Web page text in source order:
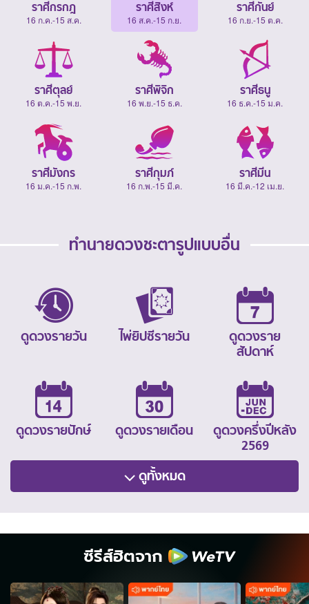
ราศีกรกฎ
16 ก.ค.-15 ส.ค.
ราศีสิงห์
16 ส.ค.-15 ก.ย.
ราศีกันย์
16 ก.ย.-15 ต.ค.
ราศีตุลย์
16 ต.ค.-15 พ.ย.
ราศีพิจิก
16 พ.ย.-15 ธ.ค.
ราศีธนู
16 ธ.ค.-15 ม.ค.
ราศีมังกร
16 ม.ค.-15 ก.พ.
ราศีกุมภ์
16 ก.พ.-15 มี.ค.
ราศีมีน
16 มี.ค.-12 เม.ย.
ทำนายดวงชะตารูปแบบอื่น
ดูดวงรายวัน ไพ่ยิปซีรายวัน
ดูดวงราย
สัปดาห์
ดูดวงรายปักษ์ ดูดวงรายเดือน
ดูดวงครึ่งปีหลัง
2569
ดูทั้งหมด
ซีรีส์ฮิตจาก